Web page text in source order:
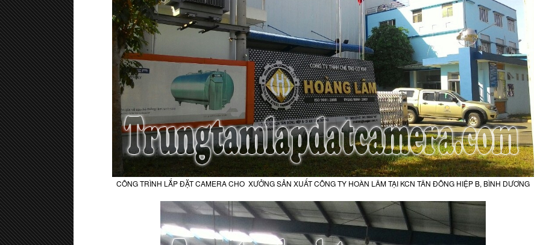
CÔNG TRÌNH LẮP ĐẶT CAMERA CHO XƯỞNG SẢN XUẤT CÔNG TY HOÀN LÂM TẠI KCN TÂN ĐÔNG HIỆP B, BÌNH DƯƠNG